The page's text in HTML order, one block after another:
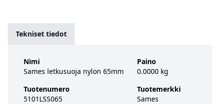
Tekniset tiedot
Nimi
Sames letkusuoja nylon 65mm
Tuotenumero
5101LSS065
Paino
0.0000 kg
Tuotemerkki
Sames